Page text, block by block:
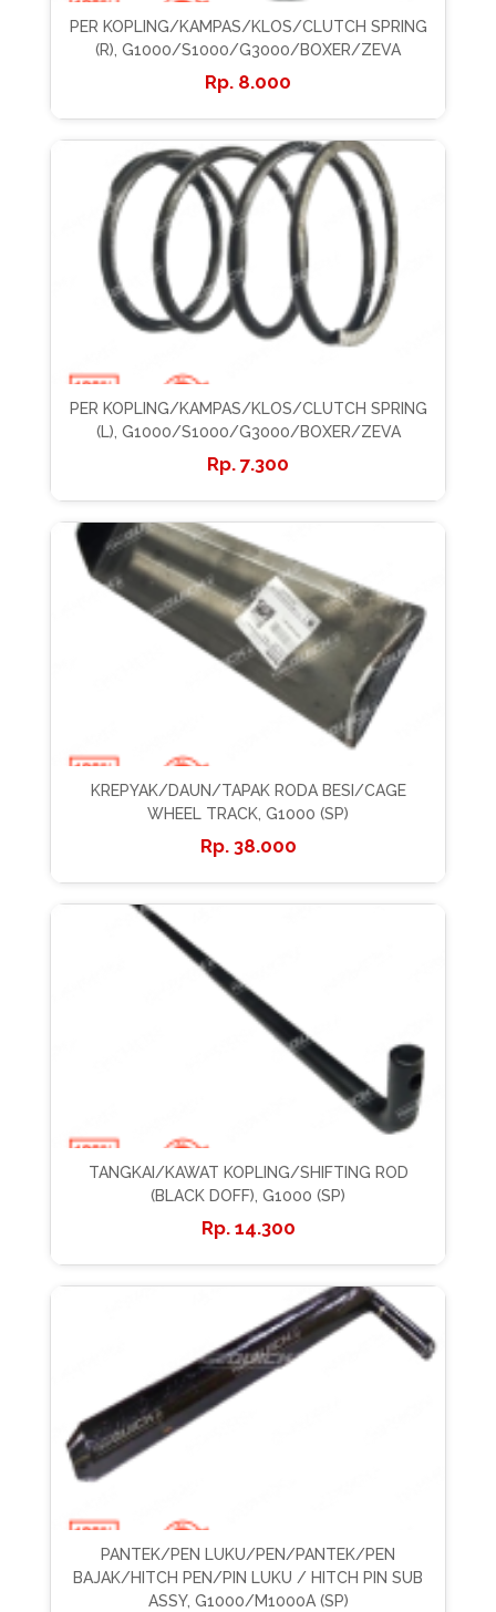
PER KOPLING/KAMPAS/KLOS/CLUTCH SPRING
(R), G1000/S1000/G3000/BOXER/ZEVA
8.000
PER KOPLING/KAMPAS/KLOS/CLUTCH SPRING
(L), G1000/S1000/G3000/BOXER/ZEVA
7.300
KREPYAK/DAUN/TAPAK RODA BESI/CAGE
WHEEL TRACK, G1000 (SP)
38.000
TANGKAI/KAWAT KOPLING/SHIFTING ROD
(BLACK DOFF), G1000 (SP)
14.300
PANTEK/PEN LUKU/PEN/PANTEK/PEN
BAJAK/HITCH PEN/PIN LUKU / HITCH PIN SUB
ASSY, G1000/M1000A (SP)